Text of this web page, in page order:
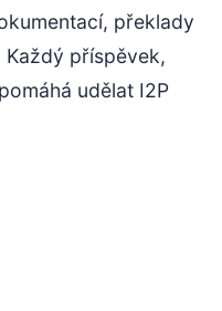
překlady
příspěvek,
udělat I2P